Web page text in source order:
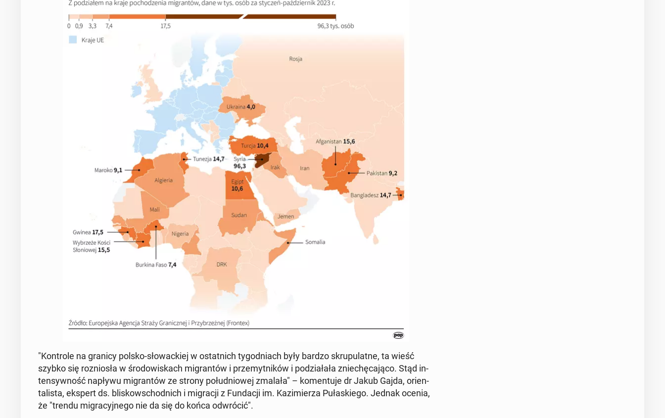
"Kon­tro­le na granicy polsko-sło­wac­kiej w ostat­nich ty­go­dniach były bardzo skru­pu­lat­ne, ta wieść
szybko się roz­nio­sła w śro­do­wi­skach mi­gran­tów i prze­myt­ni­ków i po­dzia­ła­ła znie­chę­ca­ją­co. Stąd in­
ten­syw­ność napływu mi­gran­tów ze strony po­łu­dnio­wej zmalała" – ko­men­tu­je dr Jakub Gajda, orien­
ta­li­sta, ekspert ds. bli­skow­schod­nich i mi­gra­cji z Fun­da­cji im. Ka­zi­mie­rza Pu­ła­skie­go. Jednak ocenia,
że "trendu mi­gra­cyj­ne­go nie da się do końca od­wró­cić".